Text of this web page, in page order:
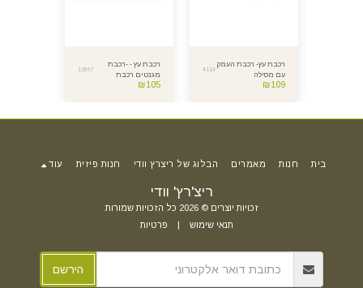
רכבת עץ- רכבת העמק
עם מסילה
4114
₪109
רכבת עץ - -רכבת
מגנטים רכבת
שמחה
13967
₪105
ריצ'רץ' וודי
זכויות יוצרים © 2026 כל הזכויות שמורות
תנאי שימוש
פרטיות
בית חנות מאמרים הבלוג של ריצרץ וודי חנות פיזית עוד
הירשם